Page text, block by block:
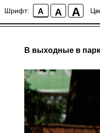
Шрифт: A A A
В выходные в